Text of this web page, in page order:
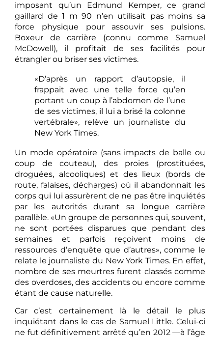
imposant qu’un Edmund Kemper, ce grand
gaillard de 1 m 90 n’en utilisait pas moins sa
force physique pour assouvir ses pulsions.
Boxeur de carrière (connu comme Samuel
McDowell), il profitait de ses facilités pour
étrangler ou briser ses victimes.
«D’après un rapport d’autopsie, il
frappait avec une telle force qu’en
portant un coup à l’abdomen de l’une
de ses victimes, il lui a brisé la colonne
vertébrale», relève un journaliste du
New York Times.
Un mode opératoire (sans impacts de balle ou
coup de couteau), des proies (prostituées,
droguées, alcooliques) et des lieux (bords de
route, falaises, décharges) où il abandonnait les
corps qui lui assurèrent de ne pas être inquiétés
par les autorités durant sa longue carrière
parallèle. «Un groupe de personnes qui, souvent,
ne sont portées disparues que pendant des
semaines et parfois reçoivent moins de
ressources d’enquête que d’autres», comme le
relate le journaliste du New York Times. En effet,
nombre de ses meurtres furent classés comme
des overdoses, des accidents ou encore comme
étant de cause naturelle.
Car c’est certainement là le détail le plus
inquiétant dans le cas de Samuel Little. Celui-ci
ne fut définitivement arrêté qu’en 2012 —à l’âge